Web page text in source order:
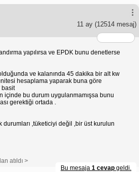
11 ay (12514 mesaj)
yapılırsa ve EPDK bunu denetlerse
ve kalanında 45 dakika bir alt kw
hesaplama yaparak buna göre
basit
içinde bu durum uygulanmamışsa bunu
gerektiği ortada .
durumları ,tüketiciyi değil ,bir üst kurulun
atıldı >
Bu mesaja 1 cevap geldi.